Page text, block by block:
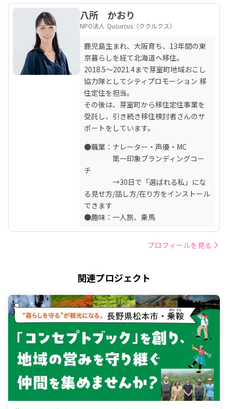
八所 かおり
NPO法人 Qucurcus（ククルクス）
鹿児島生まれ、大阪育ち、13年間の東
京暮らしを経て北海道へ移住。
2018.5～2021.4まで芽室町地域おこし
協力隊としてシティプロモーション 移
住定住を担当。
その後は、芽室町から移住定住事業を
受託し、引き続き移住検討者さんのサ
ポートをしています。
●職業：ナレーター・声優・MC
第一印象ブランディングコー
チ
→30日で「選ばれる私」にな
る見せ方/話し方/在り方をインストール
できます
●趣味：一人旅、乗馬
プロフィールを見る
関連プロジェクト